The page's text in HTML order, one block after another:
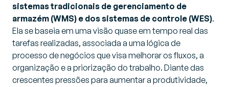
sistemas tradicionais de gerenciamento de
armazém (WMS) e dos sistemas de controle (WES).
Ela se baseia em uma visão quase em tempo real das
tarefas realizadas, associada a uma lógica de
processo de negócios que visa melhorar os fluxos, a
organização e a priorização do trabalho. Diante das
crescentes pressões para aumentar a produtividade,